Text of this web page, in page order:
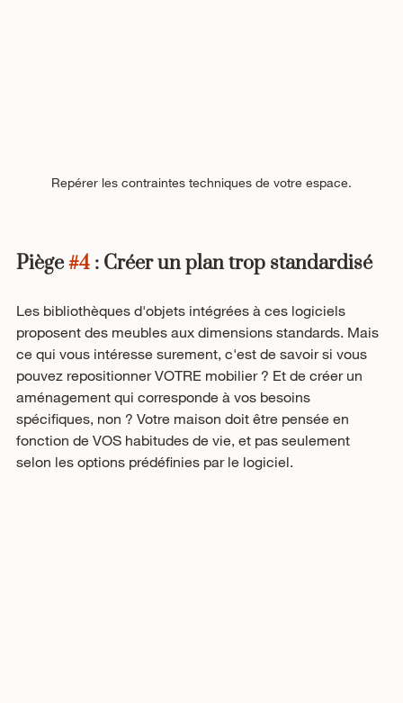
Repérer les contraintes techniques de votre espace.
Piège #4 : Créer un plan trop standardisé
Les bibliothèques d'objets intégrées à ces logiciels
proposent des meubles aux dimensions standards. Mais
ce qui vous intéresse surement, c'est de savoir si vous
pouvez repositionner VOTRE mobilier ? Et de créer un
aménagement qui corresponde à vos besoins
spécifiques, non ? Votre maison doit être pensée en
fonction de VOS habitudes de vie, et pas seulement
selon les options prédéfinies par le logiciel.